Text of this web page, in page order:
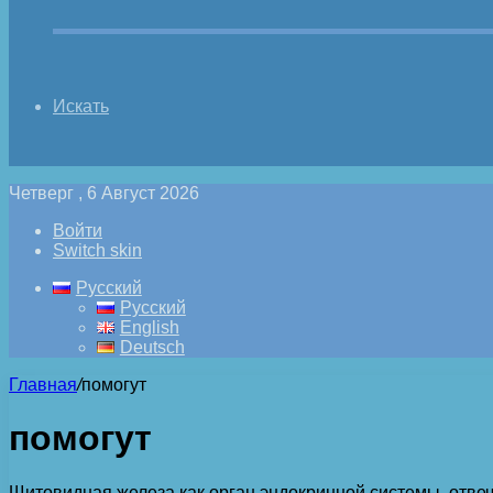
Искать
Четверг , 6 Август 2026
Войти
Switch skin
Русский
Русский
English
Deutsch
Главная/помогут
помогут